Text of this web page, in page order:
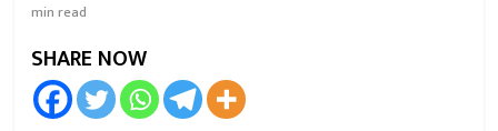
min read
SHARE NOW